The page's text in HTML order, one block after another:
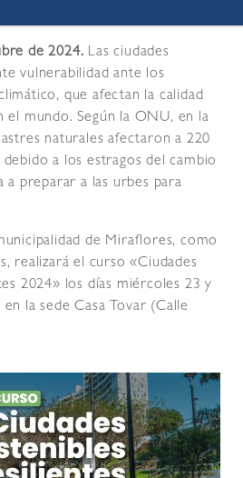
de 2024. Las ciudades
vulnerabilidad ante los
que afectan la calidad
el mundo. Según la ONU, en la
naturales afectaron a 220
a los estragos del cambio
a preparar a las urbes para
de Miraflores, como
realizará el curso «Ciudades
2024» los días miércoles 23 y
la sede Casa Tovar (Calle